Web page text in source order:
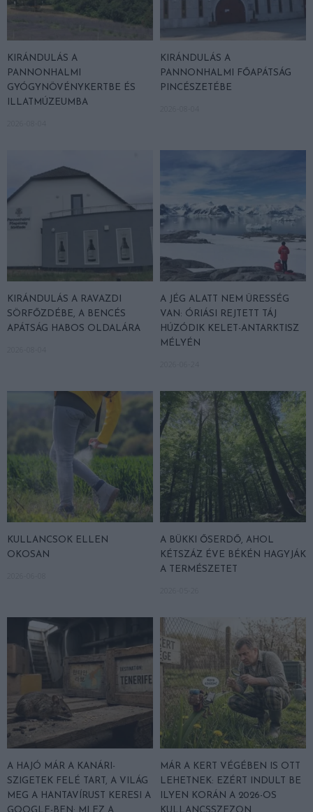
KIRÁNDULÁS A
PANNONHALMI
GYÓGYNÖVÉNYKERTBE ÉS
ILLATMÚZEUMBA
KIRÁNDULÁS A
PANNONHALMI FŐAPÁTSÁG
PINCÉSZETÉBE
KIRÁNDULÁS A RAVAZDI
SÖRFŐZDÉBE, A BENCÉS
APÁTSÁG HABOS OLDALÁRA
A JÉG ALATT NEM ÜRESSÉG
VAN: ÓRIÁSI REJTETT TÁJ
HÚZÓDIK KELET-ANTARKTISZ
MÉLYÉN
KULLANCSOK ELLEN
OKOSAN
A BÜKKI ŐSERDŐ, AHOL
KÉTSZÁZ ÉVE BÉKÉN HAGYJÁK
A TERMÉSZETET
A HAJÓ MÁR A KANÁRI-
SZIGETEK FELÉ TART, A VILÁG
MEG A HANTAVÍRUST KERESI A
MÁR A KERT VÉGÉBEN IS OTT
LEHETNEK: EZÉRT INDULT BE
ILYEN KORÁN A 2026-OS